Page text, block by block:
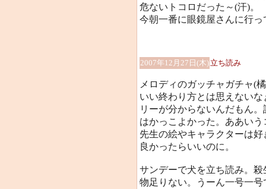
危ないトコロだった～(汗)。
今朝一番に眼鏡屋さんに行
2007年12月27日(木) 立ち読み
メロディのガッチャガチャ(
いい終わり方とは思えない
リーが分からないんだもん
はかっこよかった。ああい
先生の絵やキャラクターは
良かったらいいのに。
サンデーで犬を立ち読み。
物足りない。うーん一号一